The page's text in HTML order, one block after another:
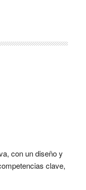
con un diseño y
clave,